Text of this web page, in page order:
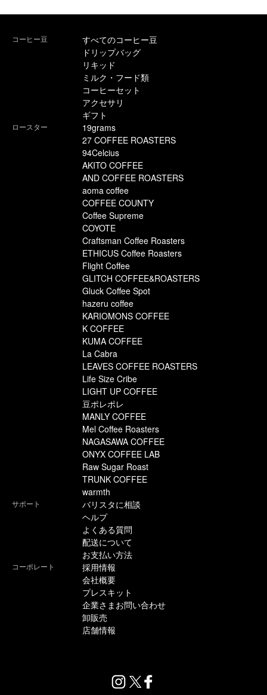
コーヒー豆
すべてのコーヒー豆
ドリップバッグ
リキッド
ミルク・フード類
コーヒーセット
アクセサリ
ギフト
ロースター
19grams
27 COFFEE ROASTERS
94Celcius
AKITO COFFEE
AND COFFEE ROASTERS
aoma coffee
COFFEE COUNTY
Coffee Supreme
COYOTE
Craftsman Coffee Roasters
ETHICUS Coffee Roasters
Flight Coffee
GLITCH COFFEE&ROASTERS
Gluck Coffee Spot
hazeru coffee
KARIOMONS COFFEE
K COFFEE
KUMA COFFEE
La Cabra
LEAVES COFFEE ROASTERS
Life Size Cribe
LIGHT UP COFFEE
豆ポレポレ
MANLY COFFEE
Mel Coffee Roasters
NAGASAWA COFFEE
ONYX COFFEE LAB
Raw Sugar Roast
TRUNK COFFEE
warmth
サポート
バリスタに相談
ヘルプ
よくある質問
配送について
お支払い方法
コーポレート
採用情報
会社概要
プレスキット
企業さまお問い合わせ
卸販売
店舗情報